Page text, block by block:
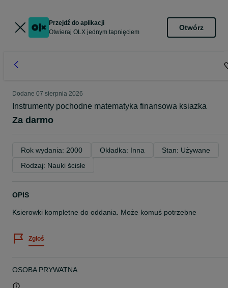
Przejdź do aplikacji
Otwieraj OLX jednym tapnięciem
Otwórz
Dodane 07 sierpnia 2026
Instrumenty pochodne matematyka finansowa ksiazka
Za darmo
Rok wydania: 2000 Okładka: Inna
Stan: Używane
Rodzaj: Nauki ścisłe
OPIS
Ksierowki kompletne do oddania. Może komuś potrzebne
Zgłoś
OSOBA PRYWATNA